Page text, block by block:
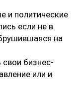
и политические
если не в
на
свои бизнес-
или и